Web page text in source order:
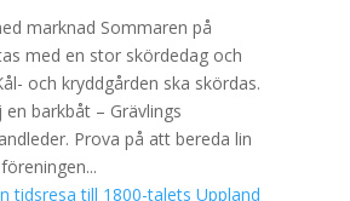
marknad Sommaren på
med en stor skördedag och
och kryddgården ska skördas.
barkbåt – Grävlings
Prova på att bereda lin